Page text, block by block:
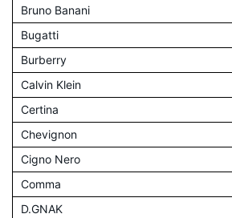
Bruno Banani
Bugatti
Burberry
Calvin Klein
Certina
Chevignon
Cigno Nero
Comma
D.GNAK